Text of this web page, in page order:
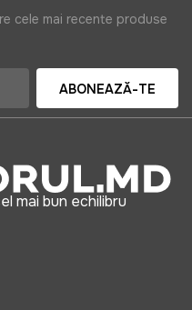
cele mai recente produse
ABONEAZĂ-TE
mai bun echilibru